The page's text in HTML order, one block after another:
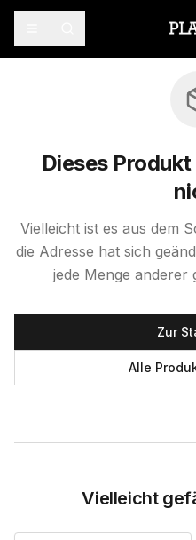
Dieses
Vielleicht ist es aus dem
die Adresse hat sich
jede Menge anderer
Zur
Alle
Vielleicht